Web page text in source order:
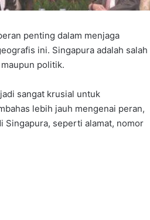
penting dalam menjaga
ini. Singapura adalah salah
politik.
sangat krusial untuk
lebih jauh mengenai peran,
Singapura, seperti alamat, nomor